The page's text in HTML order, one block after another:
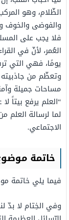
الظّلام، وهو
والفوضى والخوف
فلا يجب على
العُمر، لأنّ في
يومًا، فهي التي
وتعظّم من جاذبيته
مساحات جميلة
“العلم يرفع بيتاً
لما لرسالة العلم
الاجتماعي.
خاتمة
فيما يلي خاتمة
وفي الخِتام لا بدّ